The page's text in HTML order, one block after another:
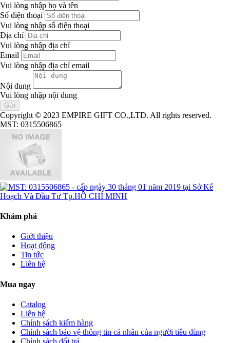
Vui lòng nhập họ và tên
Số điện thoại
Vui lòng nhập số điện thoại
Địa chỉ
Vui lòng nhập địa chỉ
Email
Vui lòng nhập địa chỉ email
Nội dung
Vui lòng nhập nội dung
Copyright © 2023 EMPIRE GIFT CO.,LTD. All rights reserved.
MST: 0315506865
Khám phá
Giới thiệu
Hoạt động
Tin tức
Liên hệ
Mua ngay
Catalog
Liên hệ
Chính sách kiểm hàng
Chính sách bảo vệ thông tin cá nhân của người tiêu dùng
Chính sách đổi trả